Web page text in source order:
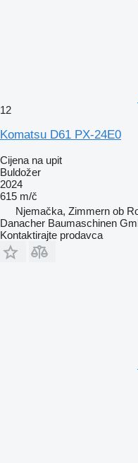
12
Komatsu D61 PX-24E0
Cijena na upit
Buldožer
2024
615 m/č
Njemačka, Zimmern ob
Danacher Baumaschinen
Kontaktirajte prodavca